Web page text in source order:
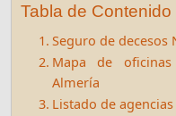
Tabla de Contenido
Seguro de decesos
Mapa de
Almería
Listado de